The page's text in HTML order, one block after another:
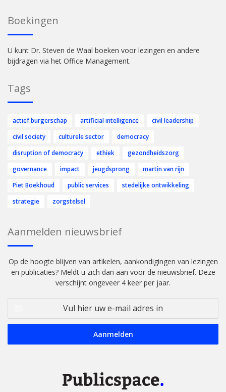
Boekingen
U kunt Dr. Steven de Waal boeken voor lezingen en andere
bijdragen via het Office Management.
Tags
actief burgerschap artificial intelligence
civil leadership
civil society
culturele sector
democracy
disruption of democracy
ethiek
gezondheidszorg
governance
impact jeugdsprong
martin van rijn
Piet Boekhoud
public services
stedelijke ontwikkeling
strategie
zorgstelsel
Aanmelden nieuwsbrief
Op de hoogte blijven van artikelen, aankondigingen van lezingen
en publicaties? Meldt u zich dan aan voor de nieuwsbrief. Deze
verschijnt ongeveer 4 keer per jaar.
uw
mail